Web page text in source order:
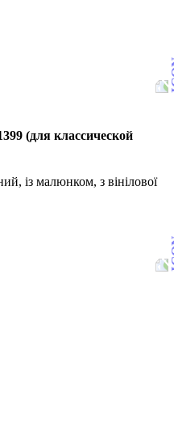
(для классической
із малюнком, з вінілової